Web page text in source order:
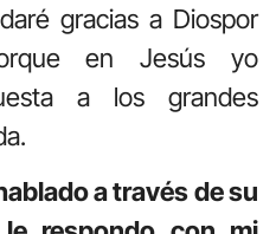
gracias a Diospor
en Jesús yo
a los grandes
a través de su